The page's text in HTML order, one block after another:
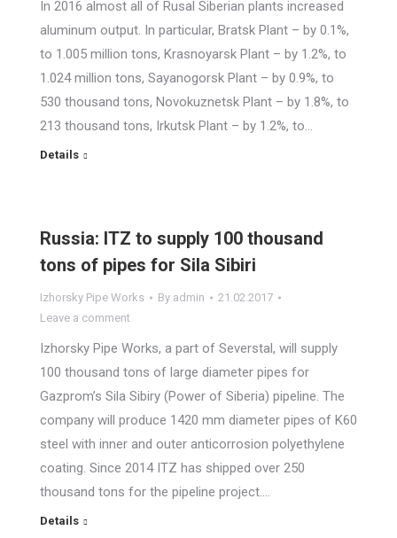
In 2016 almost all of Rusal Siberian plants increased
aluminum output. In particular, Bratsk Plant – by 0.1%,
to 1.005 million tons, Krasnoyarsk Plant – by 1.2%, to
1.024 million tons, Sayanogorsk Plant – by 0.9%, to
530 thousand tons, Novokuznetsk Plant – by 1.8%, to
213 thousand tons, Irkutsk Plant – by 1.2%, to…
Details
Russia: ITZ to supply 100 thousand
tons of pipes for Sila Sibiri
Izhorsky Pipe Works By admin
21.02.2017
Leave a comment
Izhorsky Pipe Works, a part of Severstal, will supply
100 thousand tons of large diameter pipes for
Gazprom’s Sila Sibiry (Power of Siberia) pipeline. The
company will produce 1420 mm diameter pipes of K60
steel with inner and outer anticorrosion polyethylene
coating. Since 2014 ITZ has shipped over 250
thousand tons for the pipeline project.…
Details